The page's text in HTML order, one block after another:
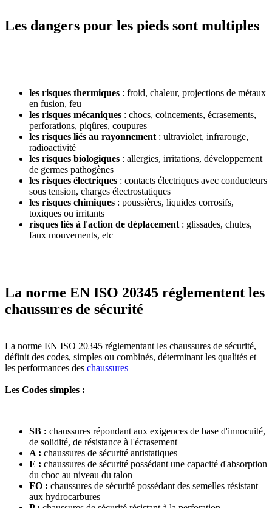
Les dangers pour les pieds sont multiples
les risques thermiques : froid, chaleur, projections de métaux
en fusion, feu
les risques mécaniques : chocs, coincements, écrasements,
perforations, piqûres, coupures
les risques liés au rayonnement : ultraviolet, infrarouge,
radioactivité
les risques biologiques : allergies, irritations, développement
de germes pathogènes
les risques électriques : contacts électriques avec conducteurs
sous tension, charges électrostatiques
les risques chimiques : poussières, liquides corrosifs,
toxiques ou irritants
risques liés à l'action de déplacement : glissades, chutes,
faux mouvements, etc
La norme EN ISO 20345 réglementent les
chaussures de sécurité
La norme EN ISO 20345 réglementant les chaussures de sécurité,
définit des codes, simples ou combinés, déterminant les qualités et
les performances des chaussures
Les Codes simples :
SB : chaussures répondant aux exigences de base d'innocuité,
de solidité, de résistance à l'écrasement
A : chaussures de sécurité antistatiques
E : chaussures de sécurité possédant une capacité d'absorption
du choc au niveau du talon
FO : chaussures de sécurité possédant des semelles résistant
aux hydrocarbures